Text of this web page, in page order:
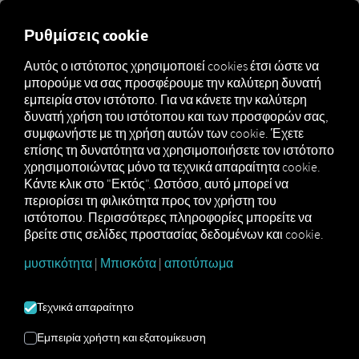
Χρήση μιας ψηφιακής
υπηρεσίας
Σε αυτή την ενότητα περιγράφεται ο τρόπος χρήσης
μιας ψηφιακής υπηρεσίας στο περιβάλλον RIO – από
την πλοήγηση έως συγκεκριμένες λειτουργίες.
1) Άνοιγμα της υπηρεσίας μέσω του
κύριου μενού πλοήγησης
Ρυθμίσεις cookie
Αυτός ο ιστότοπος χρησιμοποιεί cookies έτσι ώστε να
μπορούμε να σας προσφέρουμε την καλύτερη δυνατή
εμπειρία στον ιστότοπο. Για να κάνετε την καλύτερη
δυνατή χρήση του ιστότοπου και των προσφορών σας,
συμφωνήστε με τη χρήση αυτών των cookie. Έχετε
επίσης τη δυνατότητα να χρησιμοποιήσετε τον ιστότοπο
χρησιμοποιώντας μόνο τα τεχνικά απαραίτητα cookie.
Κάντε κλικ στο "Εκτός". Ωστόσο, αυτό μπορεί να
περιορίσει τη φιλικότητα προς τον χρήστη του
ιστότοπου. Περισσότερες πληροφορίες μπορείτε να
βρείτε στις σελίδες προστασίας δεδομένων και cookie.
μυστικότητα | Μπισκότα | αποτύπωμα
Τεχνικά απαραίτητο
Εμπειρία χρήστη και εξατομίκευση